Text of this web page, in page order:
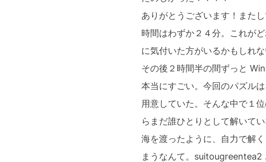
ありがとうございます！また
時間はわずか２４分。これが
に気付いた方がいるかもしれ
その後２時間半の間ずっと
本当にすごい。今回のパズル
用意していた。そんな中で１
らまだ誰ひとりとして解いて
海を渡ったように、自力で解
まうなんて。suitougreentea2